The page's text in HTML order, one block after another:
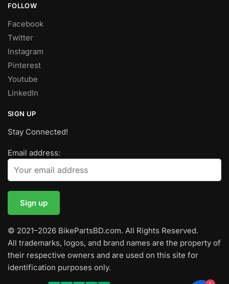
FOLLOW
Facebook
Twitter
Instagram
Pinterest
Youtube
LinkedIn
SIGN UP
Stay Connected!
Email address:
© 2021–2026 BikePartsBD.com. All Rights Reserved.
All trademarks, logos, and brand names are the property of
their respective owners and are used on this site for
identification purposes only.